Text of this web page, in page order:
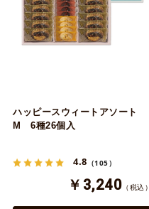
ハッピースウィートアソート
M 6種26個入
4.8 （105）
￥3,240 （税込）